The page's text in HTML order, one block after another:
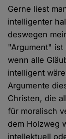
Gerne liest
intelligenter
deswegen
"Argument"
wenn alle
intelligent
Argumente
Christen, die
für moralisch
dem Holzweg
intellektuell